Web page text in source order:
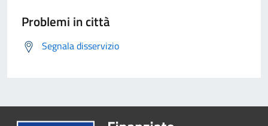
Problemi in città
Segnala disservizio